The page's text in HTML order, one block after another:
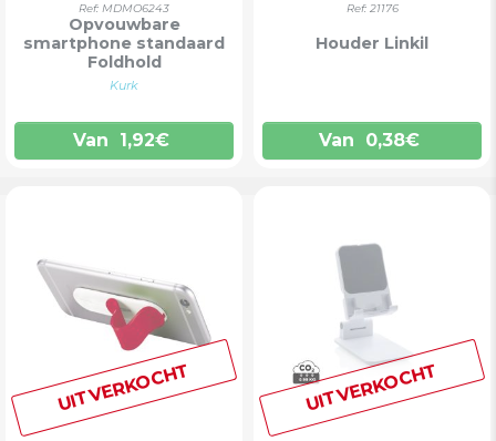
Ref: MDMO6243
Opvouwbare
smartphone standaard
Foldhold
Kurk
Van 1,92€
Ref: 21176
Houder Linkil
Van 0,38€
UITVERKOCHT UITVERKOCHT